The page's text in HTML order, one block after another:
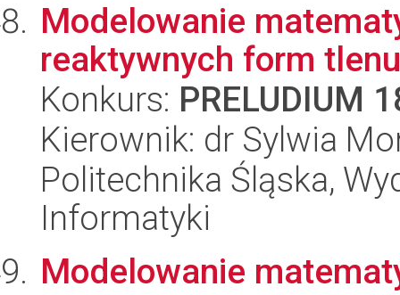
Modelowanie
reaktywnych form
Konkurs: PRELUDIUM
Kierownik: dr Sylwia
Politechnika Śląska,
Informatyki
Modelowanie